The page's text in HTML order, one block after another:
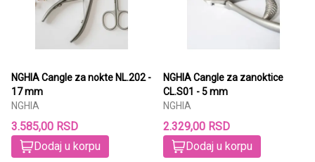
NGHIA Cangle za nokte NL.202 -
17 mm
NGHIA
3.585,00 RSD
Dodaj u korpu
NGHIA Cangle za zanoktice
CL.S01 - 5 mm
NGHIA
2.329,00 RSD
Dodaj u korpu